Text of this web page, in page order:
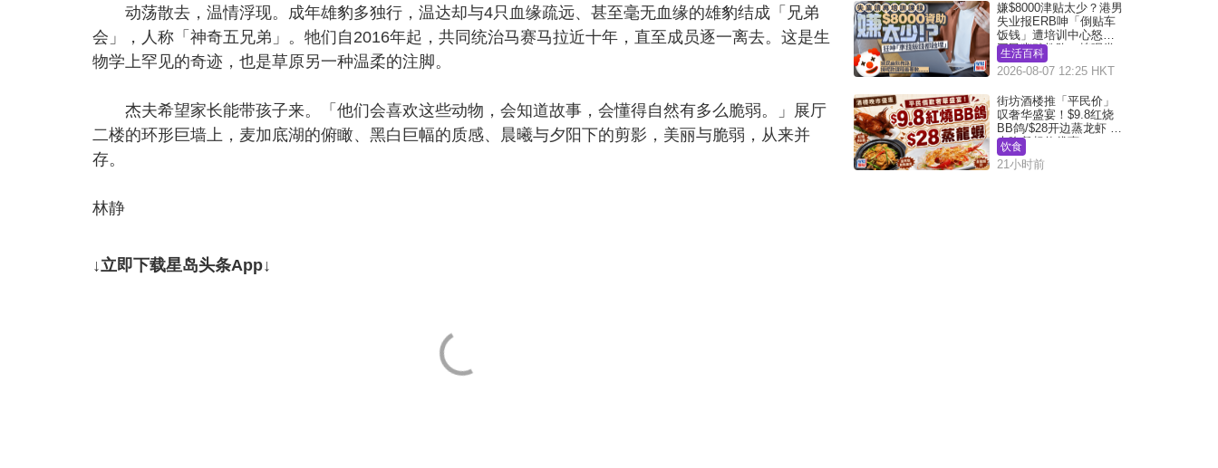
动荡散去，温情浮现。成年雄豹多独行，温达却与4只血缘疏远、甚至毫无血缘的雄豹结成「兄弟
会」，人称「神奇五兄弟」。牠们自2016年起，共同统治马赛马拉近十年，直至成员逐一离去。这是生
物学上罕见的奇迹，也是草原另一种温柔的注脚。
杰夫希望家长能带孩子来。「他们会喜欢这些动物，会知道故事，会懂得自然有多么脆弱。」展厅
二楼的环形巨墙上，麦加底湖的俯瞰、黑白巨幅的质感、晨曦与夕阳下的剪影，美丽与脆弱，从来并
存。
林静
↓立即下载星岛头条App↓
嫌$8000津贴太少？港男
失业报ERB呻「倒贴车
饭钱」遭培训中心怒轰
网民幽默教路：拣呢类
课程唔会蚀...
生活百科
2026-08-07 12:25 HKT
街坊酒楼推「平民价」
叹奢华盛宴！$9.8红烧
BB鸽/$28开边蒸龙虾 3
大晚餐超值优惠
饮食
21小时前